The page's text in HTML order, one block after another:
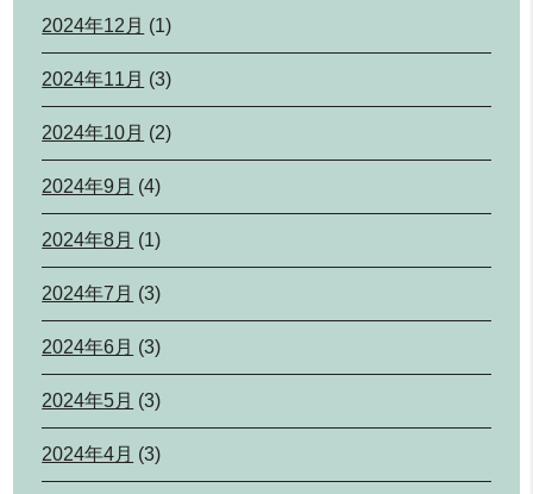
2024年12月 (1)
2024年11月 (3)
2024年10月 (2)
2024年9月 (4)
2024年8月 (1)
2024年7月 (3)
2024年6月 (3)
2024年5月 (3)
2024年4月 (3)